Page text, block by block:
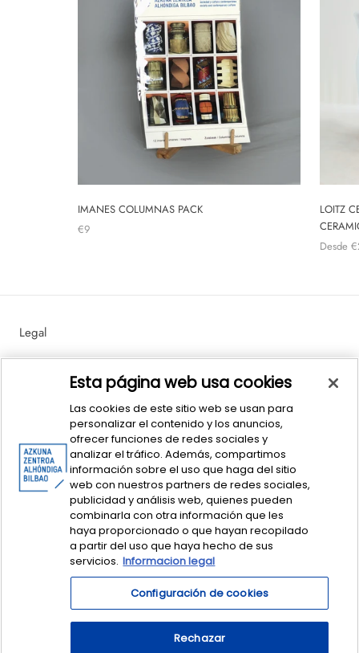
IMANES COLUMNAS PACK
€9
LOITZ
Desde
Legal
© dendAZ. This is Basque Design - Azkuna Zentroa Sociedad y Cultura
Contemporánea.Centro Azkuna de Sociedad y Cultura Contemporánea
S. A. CIF: A-95369849. dendaz@azkunazentroa.eus
Esta página web usa cookies
Las cookies de este sitio web se usan para
personalizar el contenido y los anuncios,
ofrecer funciones de redes sociales y
analizar el tráfico. Además, compartimos
información sobre el uso que haga del sitio
web con nuestros partners de redes sociales,
publicidad y análisis web, quienes pueden
combinarla con otra información que les
haya proporcionado o que hayan recopilado
a partir del uso que haya hecho de sus
servicios. Informacion legal
Configuración de cookies
Rechazar